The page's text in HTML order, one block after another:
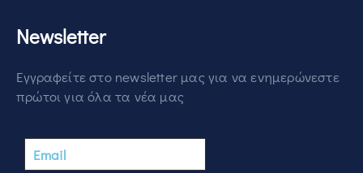
Newsletter
Εγγραφείτε στο newsletter μας για να ενημερώνεστε
πρώτοι για όλα τα νέα μας